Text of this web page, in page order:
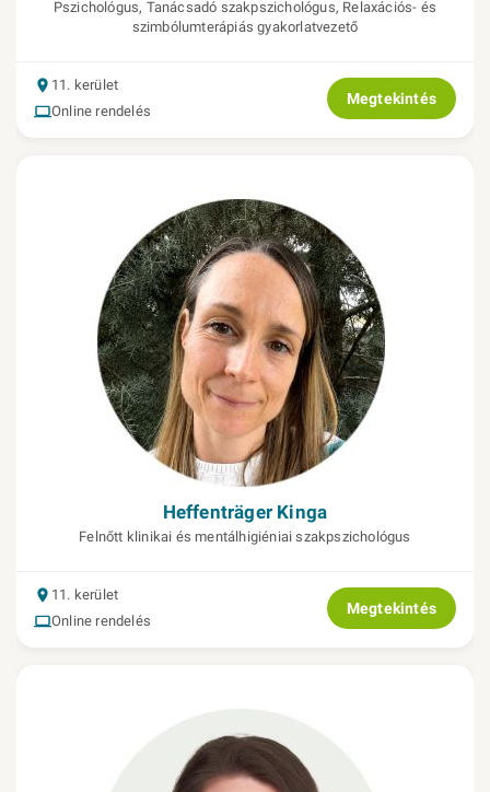
Pszichológus, Tanácsadó szakpszichológus, Relaxációs- és
szimbólumterápiás gyakorlatvezető
11. kerület
Online rendelés
Megtekintés
Heffenträger Kinga
Felnőtt klinikai és mentálhigiéniai szakpszichológus
11. kerület
Online rendelés
Megtekintés